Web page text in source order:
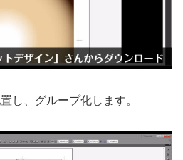
し、グループ化します。